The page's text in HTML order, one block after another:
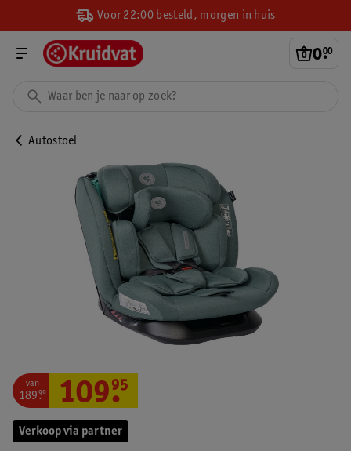
Voor 22:00 besteld, morgen in huis
0.
00
Autostoel
Verkoop via partner
van
189.
99 109.
95